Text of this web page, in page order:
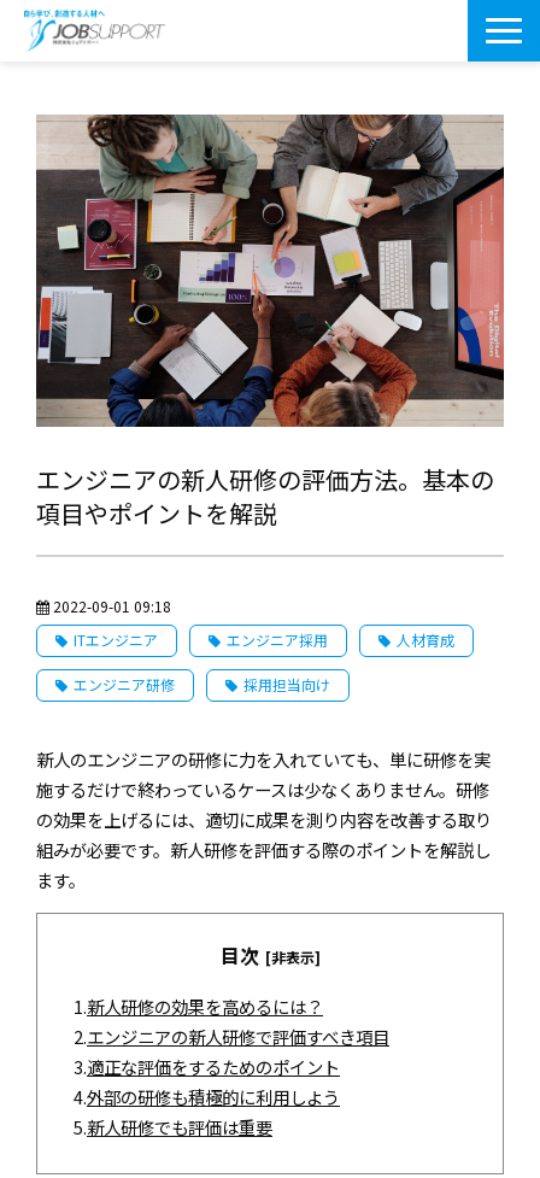
よくあるご質問
導入事例
お役立ちブログ
会社案内・アクセス
エンジニアの新人研修の評価方法。基本の
項目やポイントを解説
2022-09-01 09:18
ITエンジニア
エンジニア採用 人材育成
エンジニア研修 採用担当向け
新人のエンジニアの研修に力を入れていても、単に研修を実
施するだけで終わっているケースは少なくありません。研修
の効果を上げるには、適切に成果を測り内容を改善する取り
組みが必要です。新人研修を評価する際のポイントを解説し
ます。
目次 [非表示]
1.新人研修の効果を高めるには？
2.エンジニアの新人研修で評価すべき項目
3.適正な評価をするためのポイント
4.外部の研修も積極的に利用しよう
5.新人研修でも評価は重要